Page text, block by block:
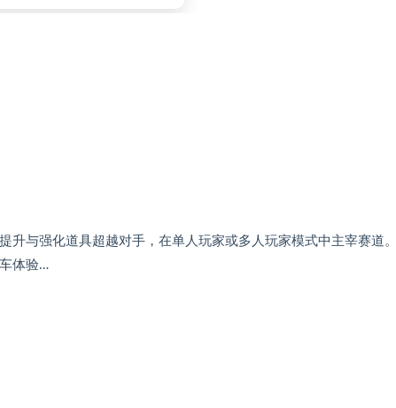
升与强化道具超越对手，在单人玩家或多人玩家模式中主宰赛道
体验…